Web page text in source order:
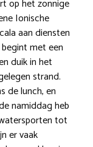
op het zonnige
Ionische
aan diensten
met een
duik in het
strand.
de lunch, en
namiddag heb
tot
er vaak